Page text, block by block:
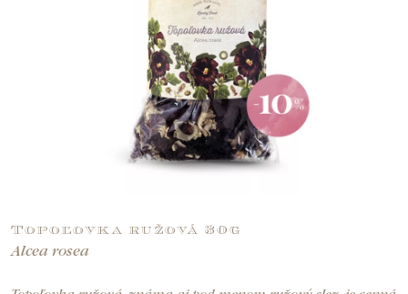
Topoľovka ružová 30g
Alcea rosea